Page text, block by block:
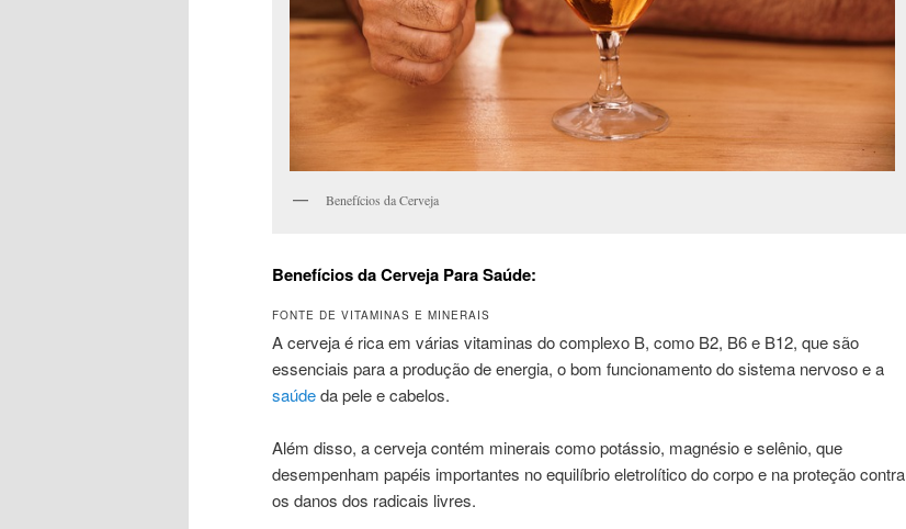
Benefícios da Cerveja
Benefícios da Cerveja Para Saúde:
FONTE DE VITAMINAS E MINERAIS
A cerveja é rica em várias vitaminas do complexo B, como B2, B6 e B12, que são
essenciais para a produção de energia, o bom funcionamento do sistema nervoso e a
saúdeda pele e cabelos.
Além disso, a cerveja contém minerais como potássio, magnésio e selênio, que
desempenham papéis importantes no equilíbrio eletrolítico do corpo e na proteção contra
os danos dos radicais livres.